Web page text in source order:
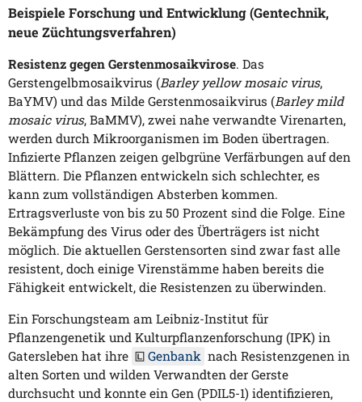
Beispiele Forschung und Entwicklung (Gentechnik,
neue Züchtungsverfahren)
Resistenz gegen Gerstenmosaikvirose. Das
Gerstengelbmosaikvirus (Barley yellow mosaic virus,
BaYMV) und das Milde Gerstenmosaikvirus (Barley mild
mosaic virus, BaMMV), zwei nahe verwandte Virenarten,
werden durch Mikroorganismen im Boden übertragen.
Infizierte Pflanzen zeigen gelbgrüne Verfärbungen auf den
Blättern. Die Pflanzen entwickeln sich schlechter, es
kann zum vollständigen Absterben kommen.
Ertragsverluste von bis zu 50 Prozent sind die Folge. Eine
Bekämpfung des Virus oder des Überträgers ist nicht
möglich. Die aktuellen Gerstensorten sind zwar fast alle
resistent, doch einige Virenstämme haben bereits die
Fähigkeit entwickelt, die Resistenzen zu überwinden.
Ein Forschungsteam am Leibniz-Institut für
Pflanzengenetik und Kulturpflanzenforschung (IPK) in
Gatersleben hat ihre
Genbank nach Resistenzgenen in
alten Sorten und wilden Verwandten der Gerste
durchsucht und konnte ein Gen (PDIL5-1) identifizieren,